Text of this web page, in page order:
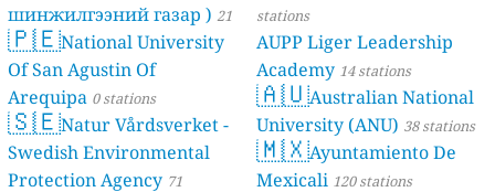
stations
AUPP Liger Leadership
Academy 14 stations
🇦🇺Australian National
University (ANU) 38 stations
🇲🇽Ayuntamiento De
Mexicali 120 stations
шинжилгээний газар ) 21
stations
🇵🇪National University
Of San Agustin Of
Arequipa 0 stations
🇸🇪Natur Vårdsverket -
Swedish Environmental
Protection Agency 71